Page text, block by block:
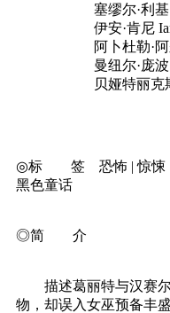
塞缪尔·利基
伊安·肯尼 Ian
阿卜杜勒·阿尔沙
曼纽尔·庞波
贝娅特丽克斯·帕
◎标 签 恐怖 | 惊悚 | 奇
黑色童话
◎简 介
描述葛丽特与汉赛尔
物，却误入女巫预备丰